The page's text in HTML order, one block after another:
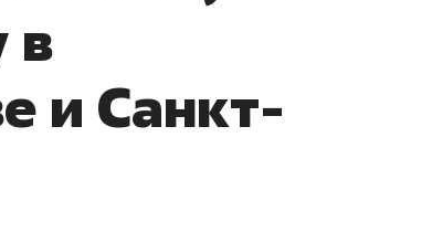
в
и Санкт-
чудных запросах мастеров